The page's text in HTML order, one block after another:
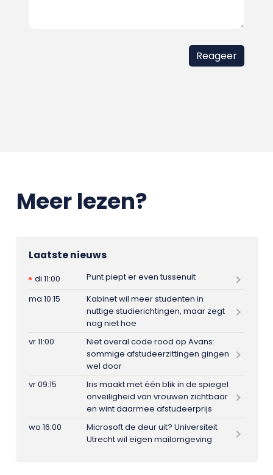
Meer lezen?
Laatste nieuws
di 11:00
Punt piept er even tussenuit
ma 10:15
Kabinet wil meer studenten in
nuttige studierichtingen, maar zegt
nog niet hoe
vr 11:00
Niet overal code rood op Avans:
sommige afstudeerzittingen gingen
wel door
vr 09:15
Iris maakt met één blik in de spiegel
onveiligheid van vrouwen zichtbaar
en wint daarmee afstudeerprijs
wo 16:00
Microsoft de deur uit? Universiteit
Utrecht wil eigen mailomgeving